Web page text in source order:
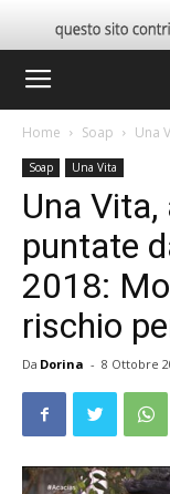
Home Soap Una
Soap Una Vita
Una
puntate
2018:
rischio
Da Dorina - 8 Ottobre